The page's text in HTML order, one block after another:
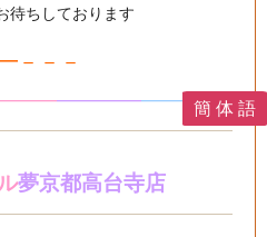
待ちしております
－－
——————-
夢京都高台寺店
簡 体 語